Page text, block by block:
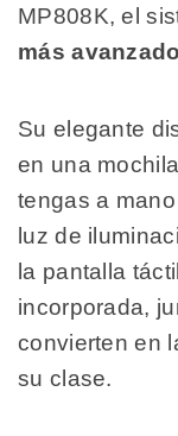
MP808K, el
más
Su elegante
en una
tengas a
luz de
la pantalla
incorporada,
convierten en
su clase.